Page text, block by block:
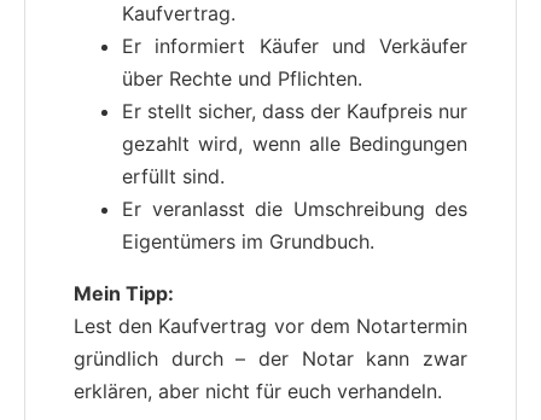
Kaufvertrag.
Er informiert Käufer und Verkäufer
über Rechte und Pflichten.
Er stellt sicher, dass der Kaufpreis nur
gezahlt wird, wenn alle Bedingungen
erfüllt sind.
Er veranlasst die Umschreibung des
Eigentümers im Grundbuch.
Mein Tipp:
Lest den Kaufvertrag vor dem Notartermin
gründlich durch – der Notar kann zwar
erklären, aber nicht für euch verhandeln.